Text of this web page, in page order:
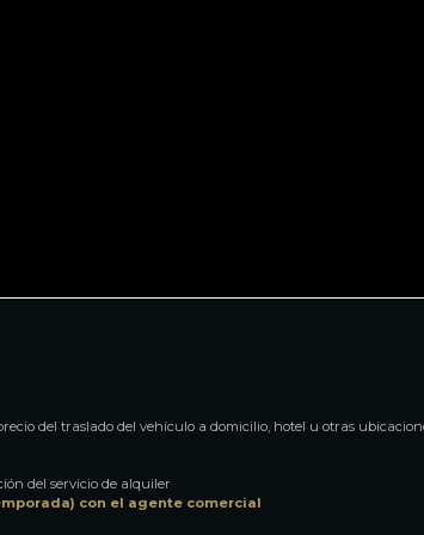
del traslado del vehículo a domicilio, hotel u otras
del servicio de alquiler
con el agente comercial